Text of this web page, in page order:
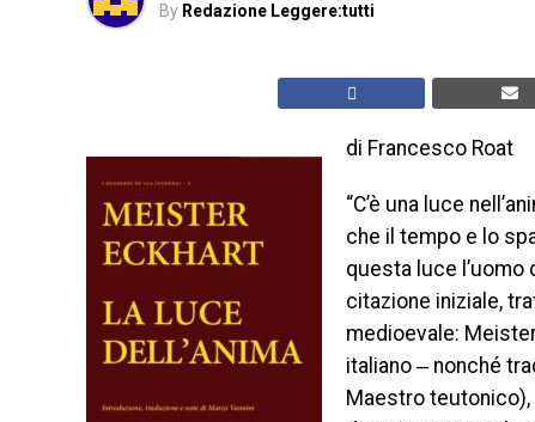
By Redazione Leggere:tutti
di Francesco Roat
“C’è una luce
che il tempo e lo
questa luce
citazione iniziale,
medioevale:
italiano ‒ nonché
Maestro